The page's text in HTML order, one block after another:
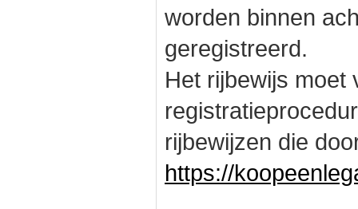
worden binnen
geregistreerd.
Het rijbewijs moet
rijbewijzen die
https://